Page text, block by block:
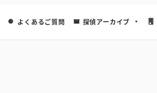
よくあるご質問 探偵アーカイブ